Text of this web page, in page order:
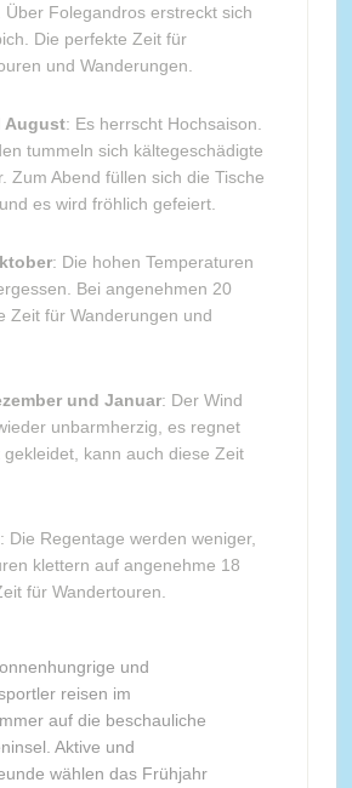
Über Folegandros erstreckt sich
Die perfekte Zeit für
und Wanderungen.
August: Es herrscht Hochsaison.
tummeln sich kältegeschädigte
Zum Abend füllen sich die Tische
es wird fröhlich gefeiert.
: Die hohen Temperaturen
Bei angenehmen 20
Zeit für Wanderungen und
und Januar: Der Wind
unbarmherzig, es regnet
kann auch diese Zeit
: Die Regentage werden weniger,
klettern auf angenehme 18
für Wandertouren.
und
reisen im
auf die beschauliche
Aktive und
wählen das Frühjahr